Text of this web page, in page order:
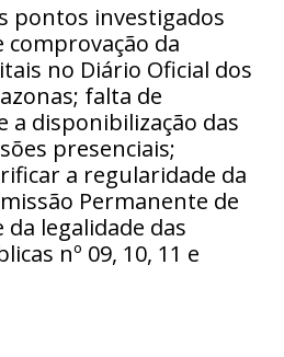
pontos investigados
comprovação da
no Diário Oficial dos
falta de
a disponibilização das
presenciais;
a regularidade da
Permanente de
da legalidade das
nº 09, 10, 11 e